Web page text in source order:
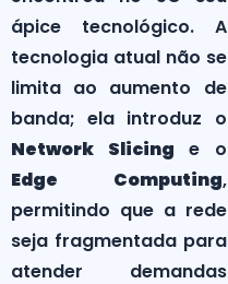
ápice tecnológico. A
tecnologia atual não se
limita ao aumento de
banda; ela introduz o
Network Slicing e o
Edge Computing,
permitindo que a rede
seja fragmentada para
atender demandas